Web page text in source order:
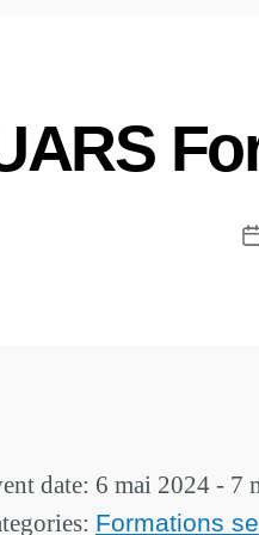
date: 6 mai 2024 - 7
Formations